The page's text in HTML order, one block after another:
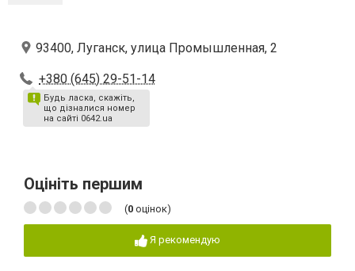
93400, Луганск, улица Промышленная, 2
+380 (645) 29-51-14
Будь ласка, скажіть,
що дізналися номер
на сайті 0642.ua
Оцініть першим
(0 оцінок)
Я рекомендую